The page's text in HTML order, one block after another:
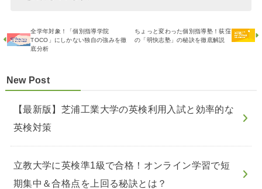
全学年対象！「個別指導学院
TOCO」にしかない独自の強みを徹
底分析
ちょっと変わった個別指導塾！荻窪
の「明快志塾」の秘訣を徹底解説
New Post
【最新版】芝浦工業大学の英検利用入試と効率的な
英検対策
立教大学に英検準1級で合格！オンライン学習で短
期集中＆合格点を上回る秘訣とは？